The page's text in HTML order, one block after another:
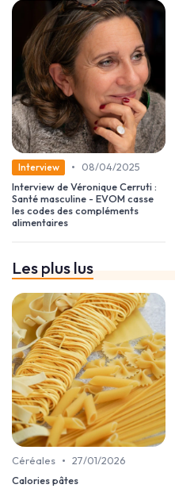
Interview •
08/04/2025
Interview de Véronique Cerruti :
Santé masculine - EVOM casse
les codes des compléments
alimentaires
Les plus lus
Céréales • 27/01/2026
Calories pâtes